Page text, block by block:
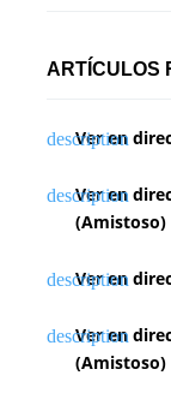
ARTÍCULOS
Ver en
Ver en
(Amistoso)
Ver en
Ver en
(Amistoso)